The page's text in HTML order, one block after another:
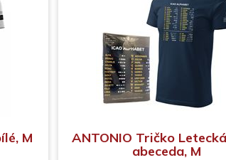
M
ANTONIO Tričko
abeceda, M